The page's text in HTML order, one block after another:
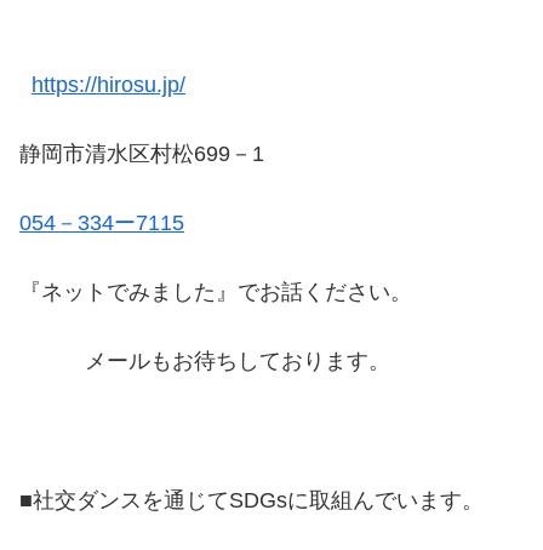
https://hirosu.jp/
静岡市清水区村松699－1
054－334ー7115
『ネットでみました』でお話ください。
メールもお待ちしております。
■社交ダンスを通じてSDGsに取組んでいます。